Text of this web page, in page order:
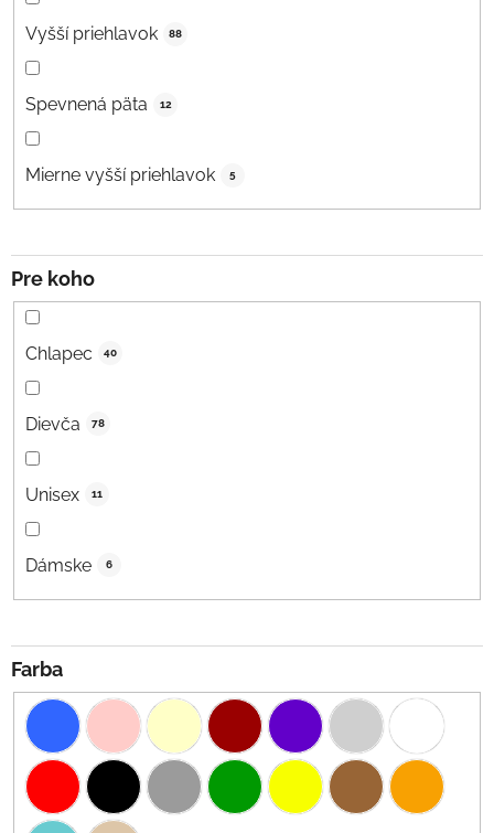
Vyšší priehlavok 88
Spevnená päta 12
Mierne vyšší priehlavok 5
Pre koho
Chlapec 40
Dievča 78
Unisex 11
Dámske 6
Farba